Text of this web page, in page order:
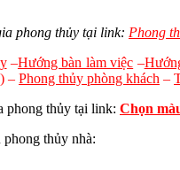
phong thủy tại link: Phong
–Hướng bàn làm việc –
– Phong thủy phòng khách –
phong thủy tại link: Chọn
thủy nhà: